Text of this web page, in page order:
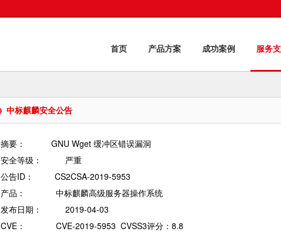
首页 产品方案 成功案例 服务
中标麒麟安全公告
摘要：           GNU Wget 缓冲区错误漏洞
安全等级：          严重
公告ID：         CS2CSA-2019-5953
产品：             中标麒麟高级服务器操作系统
发布日期：          2019-04-03
CVE：             CVE-2019-5953  CVSS3评分：8.8